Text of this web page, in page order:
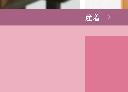
産着